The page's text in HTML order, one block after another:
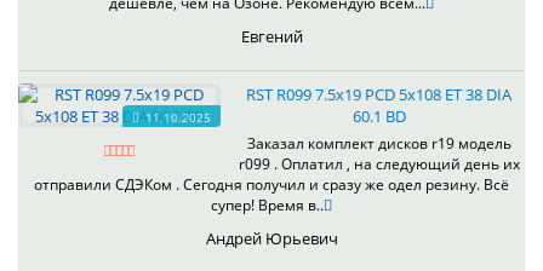
Евгений
11.10.2025
RST R099 7.5x19 PCD 5x108 ET 38 DIA
60.1 BD
Заказал комплект дисков r19 модель
r099 . Оплатил , на следующий день их
отправили СДЭКом . Сегодня получил и сразу же одел резину. Всё
супер! Время в..
Андрей Юрьевич